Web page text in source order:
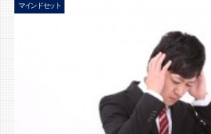
マインドセット